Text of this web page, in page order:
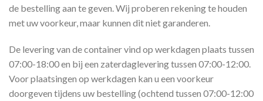
de bestelling aan te geven. Wij proberen rekening te houden
met uw voorkeur, maar kunnen dit niet garanderen.
De levering van de container vind op werkdagen plaats tussen
07:00-18:00 en bij een zaterdaglevering tussen 07:00-12:00.
Voor plaatsingen op werkdagen kan u een voorkeur
doorgeven tijdens uw bestelling (ochtend tussen 07:00-12:00